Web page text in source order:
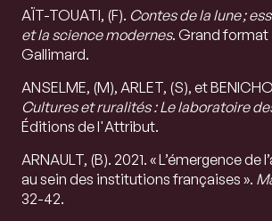
AÏT-TOUATI, (F). Contes de la lune ;
et la science modernes. Grand format
Gallimard.
ANSELME, (M), ARLET, (S), et
Cultures et ruralités : Le laboratoire
Éditions de l'Attribut.
ARNAULT, (B). 2021. « L’émergence de
au sein des institutions françaises ».
32-42.